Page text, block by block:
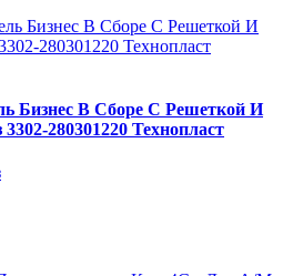
Бизнес В Сборе С Решеткой И
280301220 Технопласт